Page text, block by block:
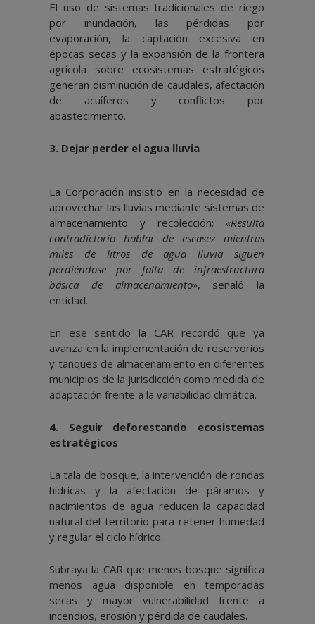
El uso de sistemas tradicionales de riego
por inundación, las pérdidas por
evaporación, la captación excesiva en
épocas secas y la expansión de la frontera
agrícola sobre ecosistemas estratégicos
generan disminución de caudales, afectación
de acuíferos y conflictos por
abastecimiento.
3.⁠ ⁠Dejar perder el agua lluvia
La Corporación insistió en la necesidad de
aprovechar las lluvias mediante sistemas de
almacenamiento y recolección: «Resulta
contradictorio hablar de escasez mientras
miles de litros de agua lluvia siguen
perdiéndose por falta de infraestructura
básica de almacenamiento», señaló la
entidad.
En ese sentido la CAR recordó que ya
avanza en la implementación de reservorios
y tanques de almacenamiento en diferentes
municipios de la jurisdicción como medida de
adaptación frente a la variabilidad climática.
4.⁠ ⁠Seguir deforestando ecosistemas
estratégicos
La tala de bosque, la intervención de rondas
hídricas y la afectación de páramos y
nacimientos de agua reducen la capacidad
natural del territorio para retener humedad
y regular el ciclo hídrico.
Subraya la CAR que menos bosque significa
menos agua disponible en temporadas
secas y mayor vulnerabilidad frente a
incendios, erosión y pérdida de caudales.